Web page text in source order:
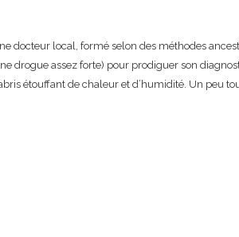
docteur local, formé selon des méthodes
drogue assez forte) pour prodiguer son
étouffant de chaleur et d’humidité. Un peu